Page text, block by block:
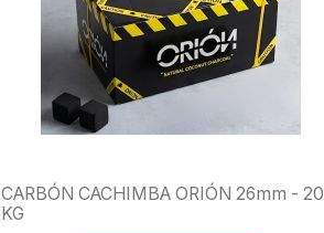
CARBÓN CACHIMBA ORIÓN 26mm - 20
KG